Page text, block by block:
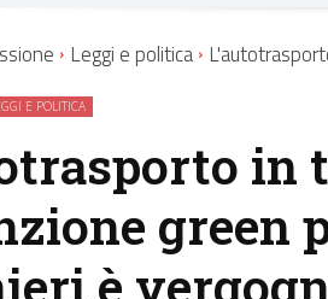
Leggi e politica
E POLITICA
in
green
è